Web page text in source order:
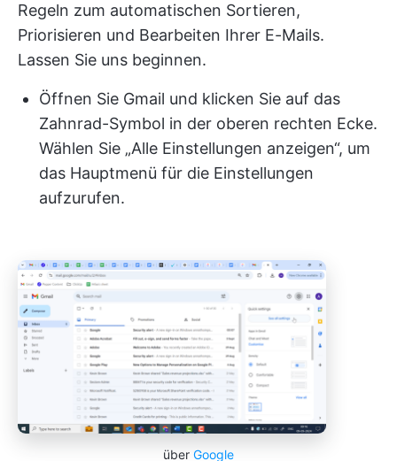
Regeln zum automatischen Sortieren,
Priorisieren und Bearbeiten Ihrer E-Mails.
Lassen Sie uns beginnen.
Öffnen Sie Gmail und klicken Sie auf das
Zahnrad-Symbol in der oberen rechten Ecke.
Wählen Sie „Alle Einstellungen anzeigen“, um
das Hauptmenü für die Einstellungen
aufzurufen.
über Google